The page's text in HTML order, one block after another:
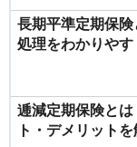
長期平準定期保
処理をわかりやす
逓減定期保険と
ト・デメリット